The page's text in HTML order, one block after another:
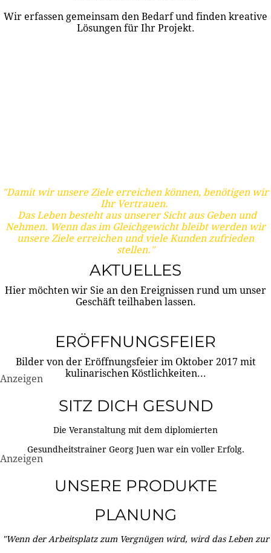
Wir erfassen gemeinsam den Bedarf und finden kreative
Lösungen für Ihr Projekt.
"Damit wir unsere Ziele erreichen können, benötigen wir
Ihr Vertrauen.
Das Leben besteht aus unserer Sicht aus Geben und
Nehmen. Wenn das im Gleichgewicht bleibt werden wir
unsere Ziele erreichen und viele Kunden zufrieden
stellen."
AKTUELLES
Hier möchten wir Sie an den Ereignissen rund um unser
Geschäft teilhaben lassen.
ERÖFFNUNGSFEIER
Bilder von der Eröffnungsfeier im Oktober 2017 mit
kulinarischen Köstlichkeiten...
Anzeigen
SITZ DICH GESUND
Die Veranstaltung mit dem diplomierten
Gesundheitstrainer Georg Juen war ein voller Erfolg.
Anzeigen
UNSERE PRODUKTE
PLANUNG
"Wenn der Arbeitsplatz zum Vergnügen wird, wird das Leben zur